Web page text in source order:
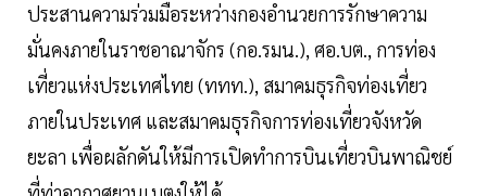
ประสานความร่วมมือระหว่างกองอำนวยการรักษาความ
มั่นคงภายในราชอาณาจักร (กอ.รมน.), ศอ.บต., การท่อง
เที่ยวแห่งประเทศไทย (ททท.), สมาคมธุรกิจท่องเที่ยว
ภายในประเทศ และสมาคมธุรกิจการท่องเที่ยวจังหวัด
ยะลา เพื่อผลักดันให้มีการเปิดทำการบินเที่ยวบินพาณิชย์